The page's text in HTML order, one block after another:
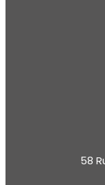
58